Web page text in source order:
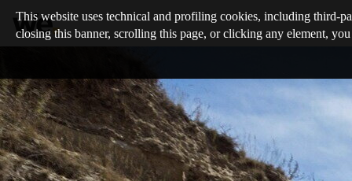
This website uses technical and profiling cookies, including third-
closing this banner, scrolling this page, or clicking any element,